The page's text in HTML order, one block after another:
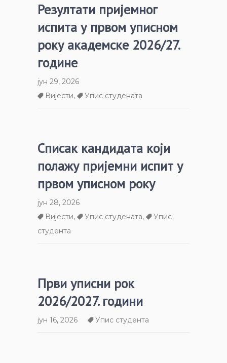
Резултати пријемног
испита у првом уписном
року академске 2026/27.
године
јун 29, 2026
Вијести, Упис студената
Списак кандидата који
полажу пријемни испит у
првом уписном року
јун 28, 2026
Вијести, Упис студената,
Упис
студента
Први уписни рок
2026/2027. години
јун 16, 2026 Упис студента